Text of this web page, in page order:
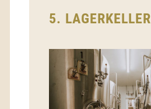
5. LAGERKELLER